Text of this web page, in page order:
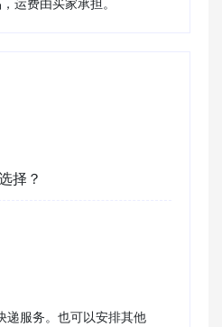
运费由买家承担。
择？
递服务。也可以安排其他